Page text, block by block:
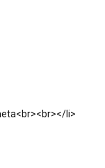
li>